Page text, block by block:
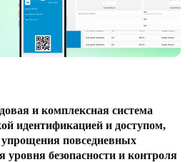
и комплексная система
идентификацией и доступом,
упрощения повседневных
безопасности и контроля